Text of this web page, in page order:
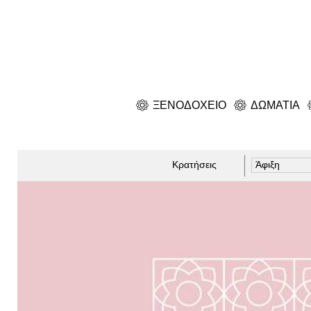
ΞΕΝΟΔΟΧΕΙΟ ΔΩΜΑΤΙΑ
Κρατήσεις